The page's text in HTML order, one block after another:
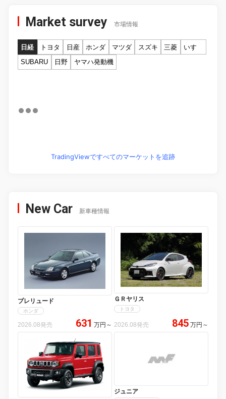
Market survey 市場情報
日経 トヨタ 日産 ホンダ マツダ スズキ 三菱
いすゞ
SUBARU
日野 ヤマハ発動機
TradingViewですべてのマーケットを追跡
New Car 新車種情報
プレリュード
ホンダ
2026.08発売 631 万円 ～
ＧＲヤリス
トヨタ
2026.08発売 845 万円 ～
ジュニア